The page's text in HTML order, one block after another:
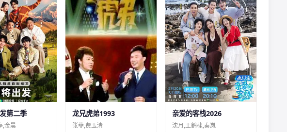
第二季
,金晨
龙兄虎弟1993
张菲,费玉清
亲爱的客栈2026
沈月,王鹤棣,秦岚